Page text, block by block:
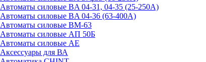
Автоматы силовые BA 04-31, 04-35 (25-250А)
Автоматы силовые BA 04-36 (63-400А)
Автоматы силовые ВМ-63
Автоматы силовые АП 50Б
Автоматы силовые АЕ
Аксессуары для ВА